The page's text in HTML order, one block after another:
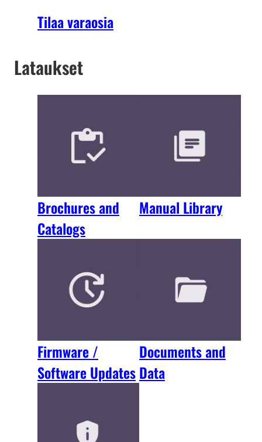
Tilaa varaosia
Lataukset
Brochures and
Catalogs
Manual Library
Firmware /
Software Updates
Documents and
Data